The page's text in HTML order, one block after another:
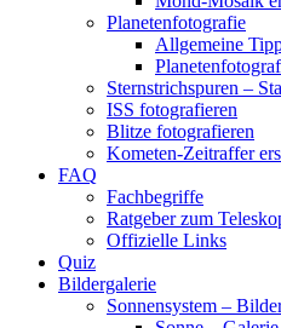
Planetenfotografie
Allgemeine
Sternstrichspuren –
ISS fotografieren
Blitze fotografieren
Kometen-Zeitraffer
FAQ
Fachbegriffe
Ratgeber zum
Offizielle Links
Quiz
Bildergalerie
Sonnensystem –